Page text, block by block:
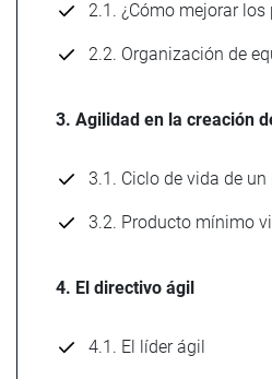
2.1. ¿Cómo mejorar
2.2. Organización de
3. Agilidad en la creación
3.1. Ciclo de vida de
3.2. Producto mínimo
4. El directivo ágil
4.1. El líder ágil